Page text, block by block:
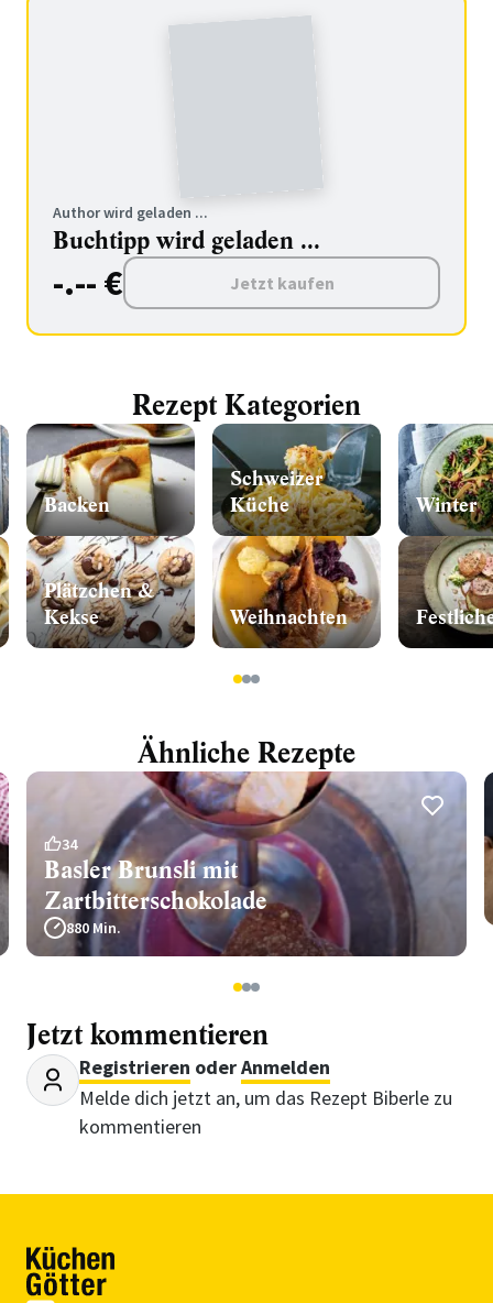
Author wird geladen ...
Buchtipp wird geladen ...
-.-- € Jetzt kaufen
Rezept Kategorien
Backen
Plätzchen &
Kekse
Schweizer
Küche
Weihnachten
Winter
123
Ähnliche Rezepte
34
Basler Brunsli mit
Zartbitterschokolade
880 Min.
123
Jetzt kommentieren
Registrieren oderAnmelden
Melde dich jetzt an, um das Rezept Biberle zu
kommentieren